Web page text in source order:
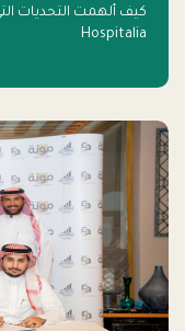
كيف ألهمت التحديات
Hospitalia